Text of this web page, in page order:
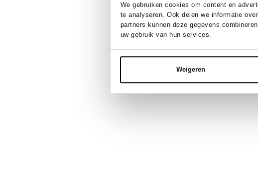
We gebruiken cookies om content en
te analyseren. Ook delen we informatie
partners kunnen deze gegevens
uw gebruik van hun services.
Weigeren